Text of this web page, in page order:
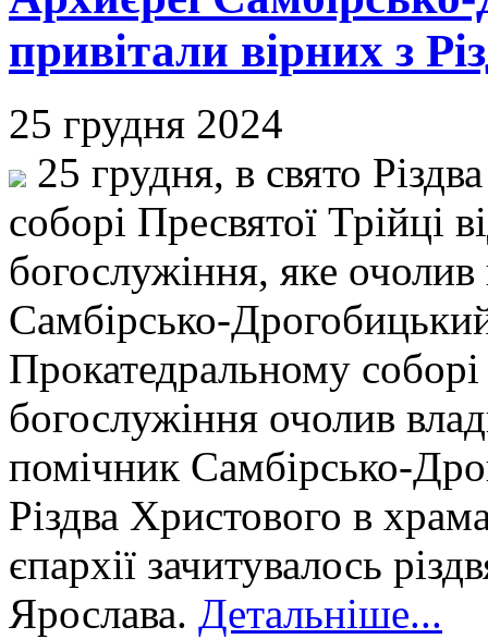
привітали вірних з
25 грудня 2024
25 грудня, в свято
соборі Пресвятої Трійці
богослужіння, яке
Самбірсько-
Прокатедральному
богослужіння очолив
помічник Самбірсько-
Різдва Христового в
єпархії зачитувалось
Ярослава. Детальніше...